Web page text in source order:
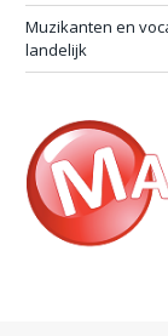
Muzikanten en
landelijk